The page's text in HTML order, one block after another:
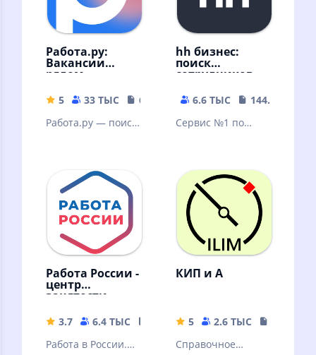
Работа.ру:
Вакансии
рядом
5 33 ТЫС
65.57 MB
Работа.ру — поиск
hh бизнес:
поиск
сотрудников
6.6 ТЫС
144.84 MB
Сервис №1 по
России
Работа России -
центр
занятости.
вакансии
3.7 6.4 ТЫС
33.35 MB
Работа в России.
КИП и А
5 2.6 ТЫС
Справочное